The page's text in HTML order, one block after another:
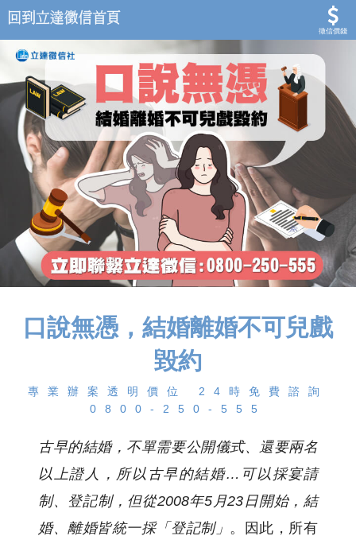
徵信價錢
口說無憑，結婚離婚不可兒戲
毀約
專業辦案透明價位 24時免費諮詢
0800-250-555
古早的結婚，不單需要公開儀式、還要兩名
以上證人，所以古早的結婚…可以採宴請
制、登記制，但從2008年5月23日開始，結
婚、離婚皆統一採「登記制」 。因此，所有